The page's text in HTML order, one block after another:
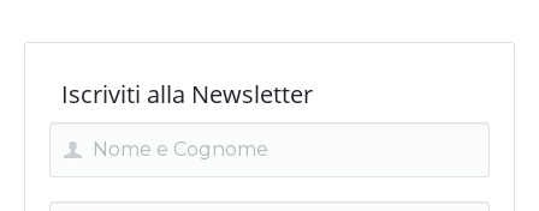
Iscriviti alla Newsletter